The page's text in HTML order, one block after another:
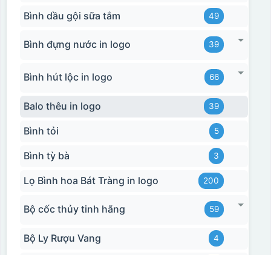
Bình dầu gội sữa tắm 49
Bình đựng nước in logo 39
Bình hút lộc in logo 66
Balo thêu in logo 39
Bình tỏi 5
Bình tỳ bà 3
Lọ Bình hoa Bát Tràng in logo 200
Bộ cốc thủy tinh hãng 59
Bộ Ly Rượu Vang 4